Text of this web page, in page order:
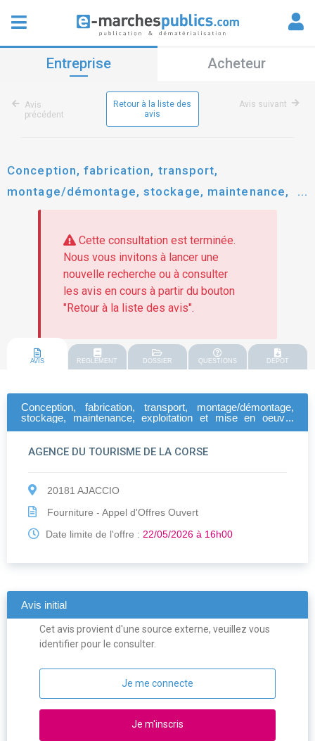
Entreprise Acheteur
Avis
précédent
Retour à la liste des
avis
Avis suivant
Conception, fabrication, transport,
montage/démontage, stockage, maintenance,
exploitation et mise en oeuvre opérationnelle
d'un stand modulaire de l'agence du tourisme de
la corse en vue de la promotion de la destination
Cette consultation est terminée.
Nous vous invitons à lancer une
nouvelle recherche ou à consulter
les avis en cours à partir du bouton
"Retour à la liste des avis".
AVIS REGLEMENT DOSSIER QUESTIONS DEPOT
Conception, fabrication, transport, montage/démontage,
stockage, maintenance, exploitation et mise en oeuvre
AGENCE DU TOURISME DE LA CORSE
20181 AJACCIO
Fourniture - Appel d'Offres Ouvert
Date limite de l'offre : 22/05/2026 à 16h00
Avis initial
Cet avis provient d'une source externe, veuillez vous
identifier pour le consulter.
Je me connecte
Je m'inscris